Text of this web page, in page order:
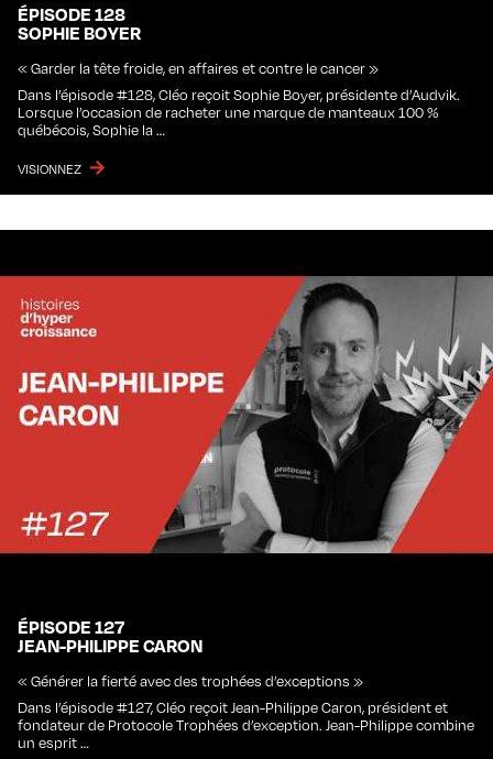
ÉPISODE 128
SOPHIE BOYER
« Garder la tête froide, en affaires et contre le cancer »
Dans l’épisode #128, Cléo reçoit Sophie Boyer, présidente d’Audvik.
Lorsque l’occasion de racheter une marque de manteaux 100 %
québécois, Sophie la …
VISIONNEZ
ÉPISODE 127
JEAN-PHILIPPE CARON
« Générer la fierté avec des trophées d’exceptions »
Dans l’épisode #127, Cléo reçoit Jean-Philippe Caron, président et
fondateur de Protocole Trophées d’exception. Jean-Philippe combine
un esprit …